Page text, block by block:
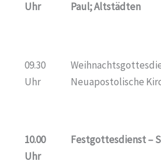
Uhr Paul; Altstädten
09.30
Uhr
Neuapostolische
10.00
Uhr
Festgottesdienst –